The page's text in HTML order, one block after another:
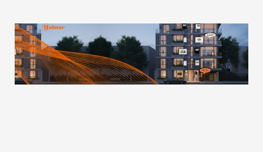
потребители, така и за професионалистите в
бранша.Прочети още